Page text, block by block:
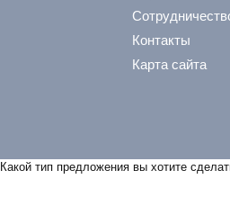
Контакты
Карта сайта
Какой тип предложения вы хотите